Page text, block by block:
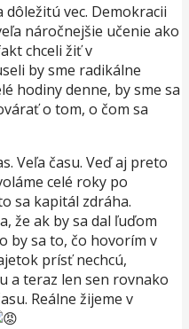
vec. Demokracii
náročnejšie učenie ako
chceli žiť v
by sme radikálne
hodiny denne, by sme sa
o tom, o čom sa
Veľa času. Veď aj preto
celé roky po
sa kapitál zdráha.
že ak by sa dal ľuďom
by sa to, čo hovorím v
prísť nechcú,
a teraz len sen rovnako
Reálne žijeme v